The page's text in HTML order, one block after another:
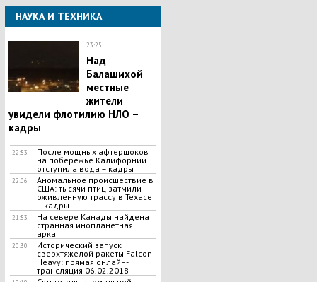
НАУКА И ТЕХНИКА
23:25
Над
Балашихой
местные
жители
увидели флотилию НЛО –
кадры
22:53
После мощных афтершоков
на побережье Калифорнии
отступила вода – кадры
22:06
Аномальное происшествие в
США: тысячи птиц затмили
оживленную трассу в Техасе
– кадры
21:53
На севере Канады найдена
странная инопланетная
арка
20:30
Исторический запуск
сверхтяжелой ракеты Falcon
Heavy: прямая онлайн-
трансляция 06.02.2018